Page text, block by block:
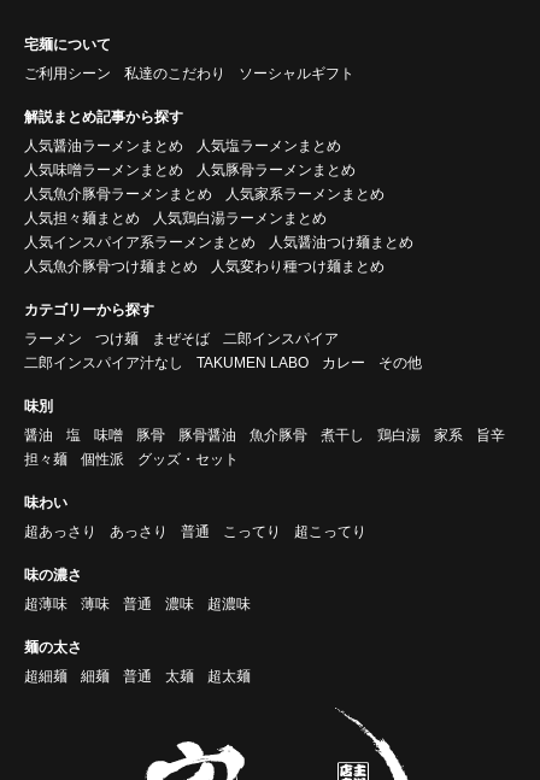
宅麺について
ご利用シーン
私達のこだわり ソーシャルギフト
解説まとめ記事から探す
人気醤油ラーメンまとめ
人気塩ラーメンまとめ
人気味噌ラーメンまとめ
人気豚骨ラーメンまとめ
人気魚介豚骨ラーメンまとめ
人気家系ラーメンまとめ
人気担々麺まとめ
人気鶏白湯ラーメンまとめ
人気インスパイア系ラーメンまとめ
人気醤油つけ麺まとめ
人気魚介豚骨つけ麺まとめ
人気変わり種つけ麺まとめ
カテゴリーから探す
ラーメン
つけ麺 まぜそば
二郎インスパイア
二郎インスパイア汁なし
TAKUMEN LABO カレー その他
味別
醤油
塩 味噌 豚骨 豚骨醤油 魚介豚骨 煮干し 鶏白湯 家系
旨辛
担々麺
個性派 グッズ・セット
味わい
超あっさり
あっさり 普通 こってり 超こってり
味の濃さ
超薄味
薄味 普通 濃味 超濃味
麺の太さ
超細麺
細麺 普通 太麺 超太麺